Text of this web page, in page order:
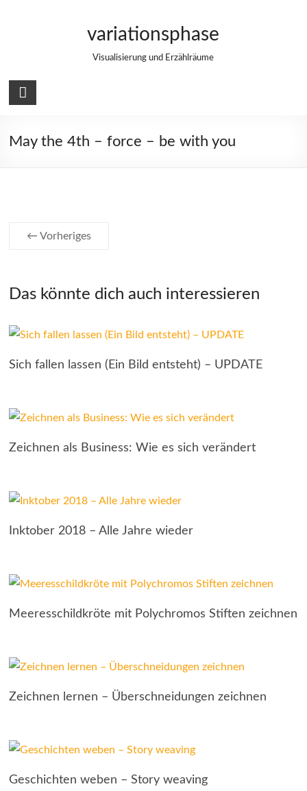
variationsphase
Visualisierung und Erzählräume
May the 4th – force – be with you
← Vorheriges
Das könnte dich auch interessieren
Sich fallen lassen (Ein Bild entsteht) – UPDATE
Zeichnen als Business: Wie es sich verändert
Inktober 2018 – Alle Jahre wieder
Meeresschildkröte mit Polychromos Stiften zeichnen
Zeichnen lernen – Überschneidungen zeichnen
Geschichten weben – Story weaving